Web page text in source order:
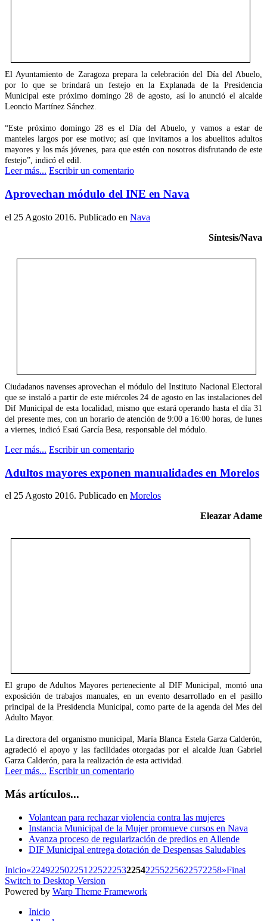
El Ayuntamiento de Zaragoza prepara la celebración del Día del Abuelo,
por lo que se brindará un festejo en la Explanada de la Presidencia
Municipal este próximo domingo 28 de agosto, así lo anunció el alcalde
Leoncio Martínez Sánchez.
“Este próximo domingo 28 es el Día del Abuelo, y vamos a estar de
manteles largos por ese motivo; así que invitamos a los abuelitos adultos
mayores y los más jóvenes, para que estén con nosotros disfrutando de este
festejo”, indicó el edil.
Leer más... Escribir un comentario
Aprovechan módulo del INE en Nava
el 25 Agosto 2016. Publicado en Nava
Síntesis/Nava
Ciudadanos navenses aprovechan el módulo del Instituto Nacional Electoral
que se instaló a partir de este miércoles 24 de agosto en las instalaciones del
Dif Municipal de esta localidad, mismo que estará operando hasta el día 31
del presente mes, con un horario de atención de 9:00 a 16:00 horas, de lunes
a viernes, indicó Esaú García Besa, responsable del módulo.
Leer más... Escribir un comentario
Adultos mayores exponen manualidades en Morelos
el 25 Agosto 2016. Publicado en Morelos
Eleazar Adame
El grupo de Adultos Mayores perteneciente al DIF Municipal, montó una
exposición de trabajos manuales, en un evento desarrollado en el pasillo
principal de la Presidencia Municipal, como parte de la agenda del Mes del
Adulto Mayor.
La directora del organismo municipal, María Blanca Estela Garza Calderón,
agradeció el apoyo y las facilidades otorgadas por el alcalde Juan Gabriel
Garza Calderón, para la realización de esta actividad.
Leer más... Escribir un comentario
Más artículos...
Volantean para rechazar violencia contra las mujeres
Instancia Municipal de la Mujer promueve cursos en Nava
Avanza proceso de regularización de predios en Allende
DIF Municipal entrega dotación de Despensas Saludables
Inicio«224922502251 2252225322542255225622572258»Final
Switch to Desktop Version
Powered by Warp Theme Framework
Inicio